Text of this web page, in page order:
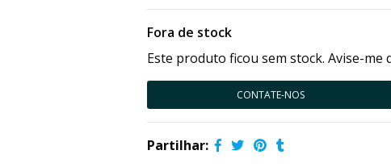
Fora de stock
Este produto ficou sem stock. Avise-me
CONTATE-NOS
Partilhar: